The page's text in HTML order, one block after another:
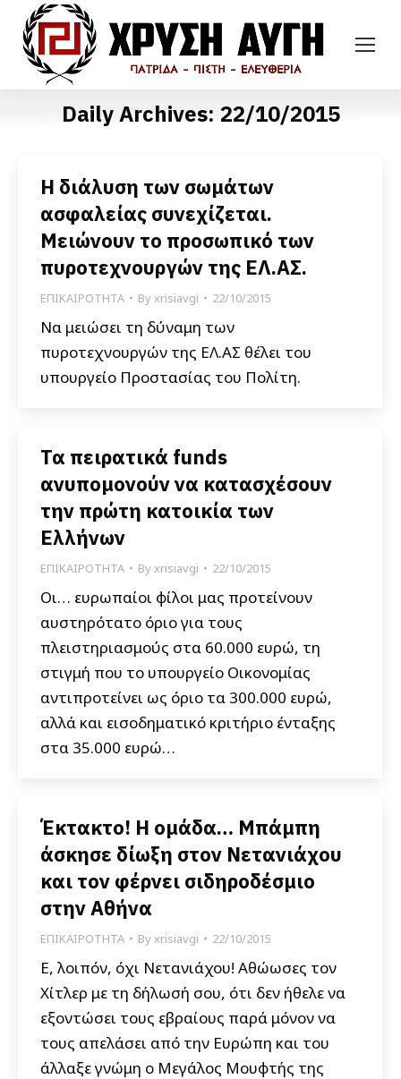
Daily Archives: 22/10/2015
Η διάλυση των σωμάτων
ασφαλείας συνεχίζεται.
Μειώνουν το προσωπικό των
πυροτεχνουργών της ΕΛ.ΑΣ.
ΕΠΙΚΑΙΡΟΤΗΤΑ Byxrisiavgi 22/10/2015
Να μειώσει τη δύναμη των
πυροτεχνουργών της ΕΛ.ΑΣ θέλει του
υπουργείο Προστασίας του Πολίτη.
Τα πειρατικά funds
ανυπομονούν να κατασχέσουν
την πρώτη κατοικία των
Ελλήνων
ΕΠΙΚΑΙΡΟΤΗΤΑ Byxrisiavgi 22/10/2015
Οι… ευρωπαίοι φίλοι μας προτείνουν
αυστηρότατο όριο για τους
πλειστηριασμούς στα 60.000 ευρώ, τη
στιγμή που το υπουργείο Οικονομίας
αντιπροτείνει ως όριο τα 300.000 ευρώ,
αλλά και εισοδηματικό κριτήριο ένταξης
στα 35.000 ευρώ…
Έκτακτο! Η ομάδα… Μπάμπη
άσκησε δίωξη στον Νετανιάχου
και τον φέρνει σιδηροδέσμιο
στην Αθήνα
ΕΠΙΚΑΙΡΟΤΗΤΑ Byxrisiavgi 22/10/2015
Ε, λοιπόν, όχι Νετανιάχου! Αθώωσες τον
Χίτλερ με τη δήλωσή σου, ότι δεν ήθελε να
εξοντώσει τους εβραίους παρά μόνον να
τους απελάσει από την Ευρώπη και του
άλλαξε γνώμη ο Μεγάλος Μουφτής της